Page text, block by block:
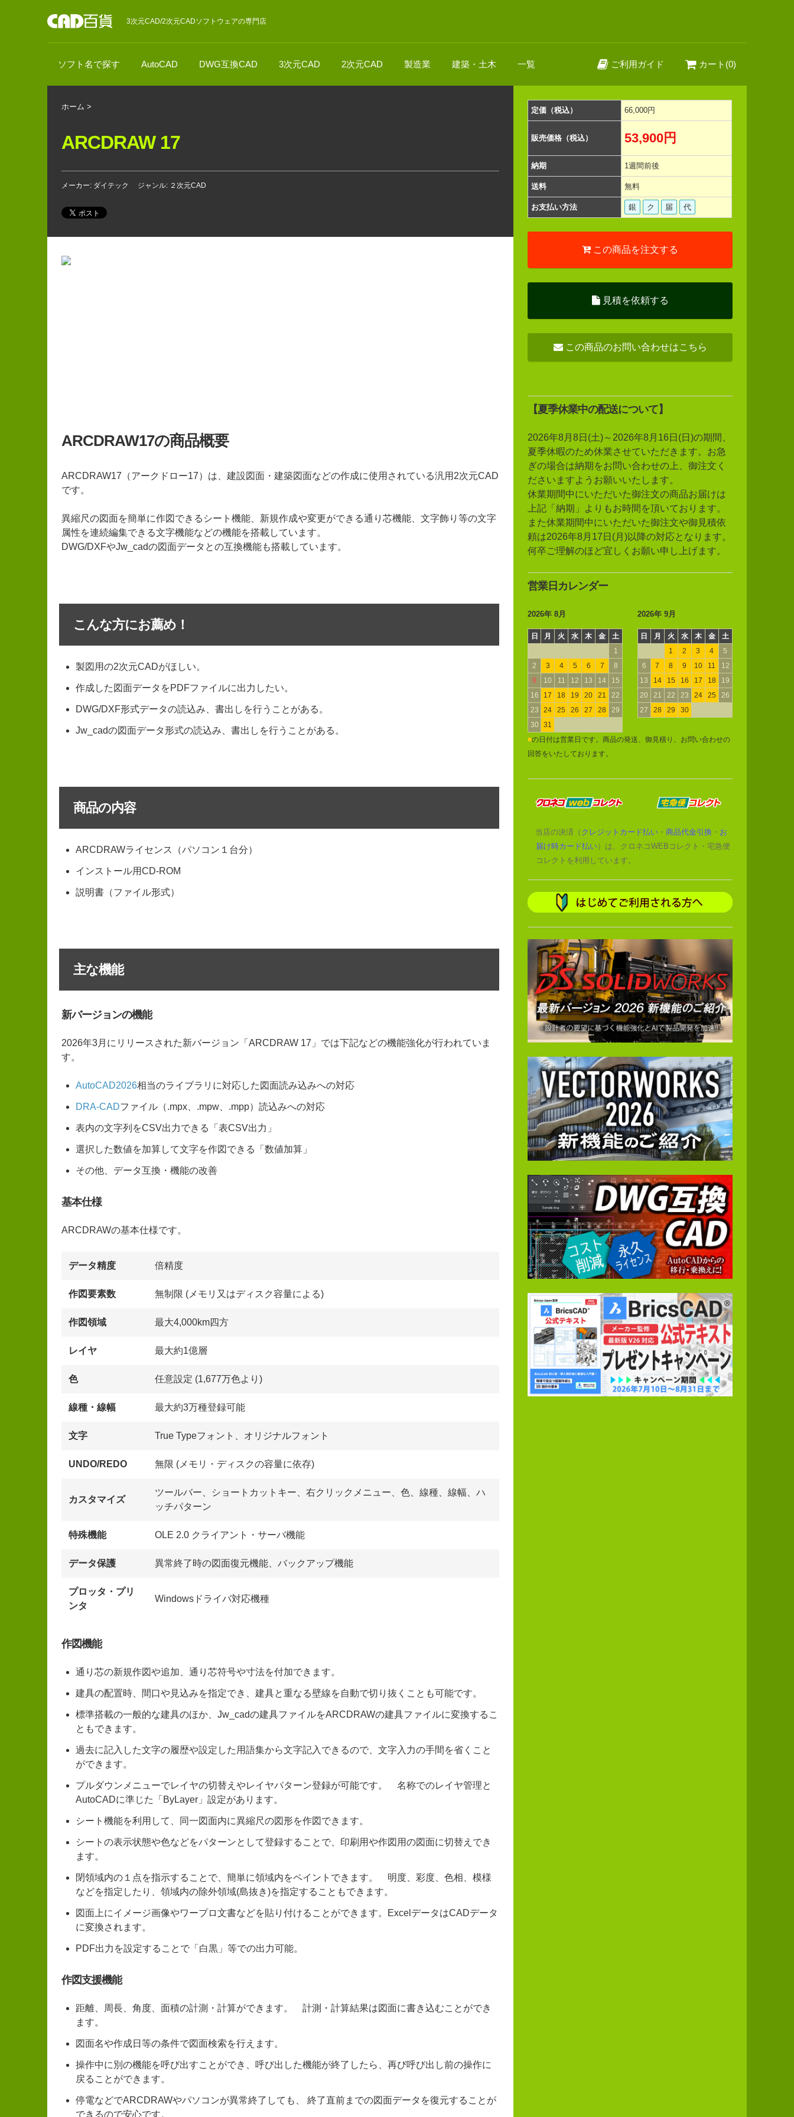
3次元CAD/2次元CADソフトウェアの専門店
ソフト名で探す AutoCAD DWG互換CAD 3次元CAD 2次元CAD 製造業 建築・土木 一覧 ご利用ガイド カート(0)
ホーム >
ARCDRAW 17
メーカー: ダイテック ジャンル: ２次元CAD
定価（税込） 66,000円
販売価格（税込） 53,900円
納期 1週間前後
送料 無料
お支払い方法 銀 ク 届 代
この商品を注文する
見積を依頼する
この商品のお問い合わせはこちら
ARCDRAW17の商品概要
ARCDRAW17（アークドロー17）は、建設図面・建築図面などの作成に使用されている汎用2次元CAD
です。
異縮尺の図面を簡単に作図できるシート機能、新規作成や変更ができる通り芯機能、文字飾り等の文字
属性を連続編集できる文字機能などの機能を搭載しています。
DWG/DXFやJw_cadの図面データとの互換機能も搭載しています。
こんな方にお薦め！
製図用の2次元CADがほしい。
作成した図面データをPDFファイルに出力したい。
DWG/DXF形式データの読込み、書出しを行うことがある。
Jw_cadの図面データ形式の読込み、書出しを行うことがある。
商品の内容
ARCDRAWライセンス（パソコン１台分）
インストール用CD-ROM
説明書（ファイル形式）
主な機能
新バージョンの機能
2026年3月にリリースされた新バージョン「ARCDRAW 17」では下記などの機能強化が行われていま
す。
AutoCAD2026相当のライブラリに対応した図面読み込みへの対応
DRA-CADファイル（.mpx、.mpw、.mpp）読込みへの対応
表内の文字列をCSV出力できる「表CSV出力」
選択した数値を加算して文字を作図できる「数値加算」
その他、データ互換・機能の改善
基本仕様
ARCDRAWの基本仕様です。
データ精度 倍精度
作図要素数 無制限 (メモリ又はディスク容量による)
作図領域 最大4,000km四方
レイヤ 最大約1億層
色 任意設定 (1,677万色より)
線種・線幅 最大約3万種登録可能
文字 True Typeフォント、オリジナルフォント
UNDO/REDO 無限 (メモリ・ディスクの容量に依存)
カスタマイズ
ツールバー、ショートカットキー、右クリックメニュー、色、線種、線幅、ハ
ッチパターン
特殊機能 OLE 2.0 クライアント・サーバ機能
データ保護 異常終了時の図面復元機能、バックアップ機能
プロッタ・プリ
ンタ
Windowsドライバ対応機種
作図機能
通り芯の新規作図や追加、通り芯符号や寸法を付加できます。
建具の配置時、間口や見込みを指定でき、建具と重なる壁線を自動で切り抜くことも可能です。
標準搭載の一般的な建具のほか、Jw_cadの建具ファイルをARCDRAWの建具ファイルに変換するこ
ともできます。
過去に記入した文字の履歴や設定した用語集から文字記入できるので、文字入力の手間を省くこと
ができます。
プルダウンメニューでレイヤの切替えやレイヤパターン登録が可能です。 名称でのレイヤ管理と
AutoCADに準じた「ByLayer」設定があります。
シート機能を利用して、同一図面内に異縮尺の図形を作図できます。
シートの表示状態や色などをパターンとして登録することで、印刷用や作図用の図面に切替えでき
ます。
閉領域内の１点を指示することで、簡単に領域内をペイントできます。 明度、彩度、色相、模様
などを指定したり、領域内の除外領域(島抜き)を指定することもできます。
図面上にイメージ画像やワープロ文書などを貼り付けることができます。ExcelデータはCADデータ
に変換されます。
PDF出力を設定することで「白黒」等での出力可能。
作図支援機能
距離、周長、角度、面積の計測・計算ができます。 計測・計算結果は図面に書き込むことができ
ます。
図面名や作成日等の条件で図面検索を行えます。
操作中に別の機能を呼び出すことができ、呼び出した機能が終了したら、再び呼び出し前の操作に
戻ることができます。
停電などでARCDRAWやパソコンが異常終了しても、 終了直前までの図面データを復元することが
できるので安心です。
【夏季休業中の配送について】
2026年8月8日(土)～2026年8月16日(日)の期間、
夏季休暇のため休業させていただきます。お急
ぎの場合は納期をお問い合わせの上、御注文く
ださいますようお願いいたします。
休業期間中にいただいた御注文の商品お届けは
上記「納期」よりもお時間を頂いております。
また休業期間中にいただいた御注文や御見積依
頼は2026年8月17日(月)以降の対応となります。
何卒ご理解のほど宜しくお願い申し上げます。
営業日カレンダー
2026年 8月
日 月 火 水 木 金
土
1
2
3 4 5 6 7
8
9
10 11 12 13 14
15
16
17 18 19 20 21
22
23
24 25 26 27 28
29
30
31
2026年 9月
日 月 火 水 木 金
土
1
2 3 4
5
6
7 8 9 10 11
12
13
14 15 16 17 18
19
20
21 22 23 24 25
26
27
28 29 30
■の日付は営業日です。商品の発送、御見積り、お問い合わせの
回答をいたしております。
当店の決済（ クレジットカード払い ・商品代金引換 ・ お
届け時カード払い）は、クロネコWEBコレクト・宅急便
コレクトを利用しています。